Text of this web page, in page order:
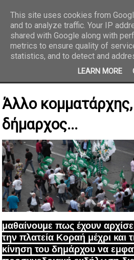
Άλλο
δήμαρχος...
μαθαίνουμε πως έχουν
την πλατεία Κοραή μέχρι και
κίνηση του δημάρχου να
This site uses cookies from
and to analyze traffic. Your IP
shared with Google along with
metrics to ensure quality of
statistics, and to detect and
LEARN MORE